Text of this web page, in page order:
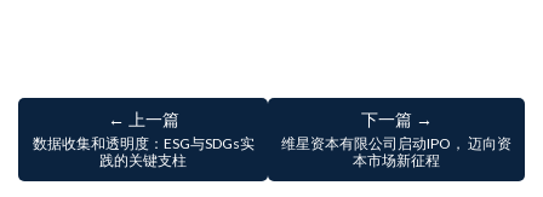
← 上一篇
数据收集和透明度：ESG与SDGs实
践的关键支柱
下一篇 →
维星资本有限公司启动IPO， 迈向资
本市场新征程